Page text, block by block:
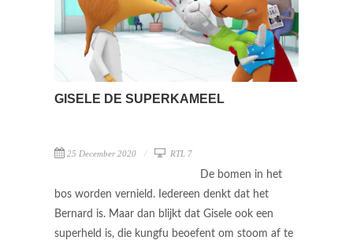
GISELE DE SUPERKAMEEL
25 December 2020 RTL 7
De bomen in het
bos worden vernield. Iedereen denkt dat het
Bernard is. Maar dan blijkt dat Gisele ook een
superheld is, die kungfu beoefent om stoom af te